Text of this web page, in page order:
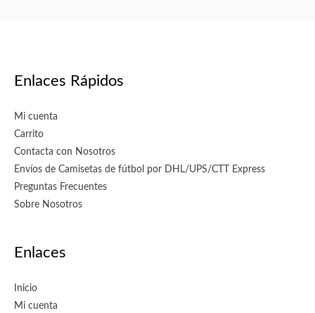
Enlaces Rápidos
Mi cuenta
Carrito
Contacta con Nosotros
Envíos de Camisetas de fútbol por DHL/UPS/CTT Express
Preguntas Frecuentes
Sobre Nosotros
Enlaces
Inicio
Mi cuenta